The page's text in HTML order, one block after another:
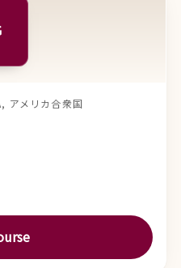
アメリカ合衆国